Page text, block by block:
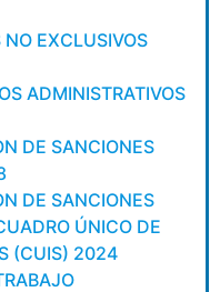
EXCLUSIVOS
ADMINISTRATIVOS
DE SANCIONES
DE SANCIONES
ÚNICO DE
(CUIS) 2024